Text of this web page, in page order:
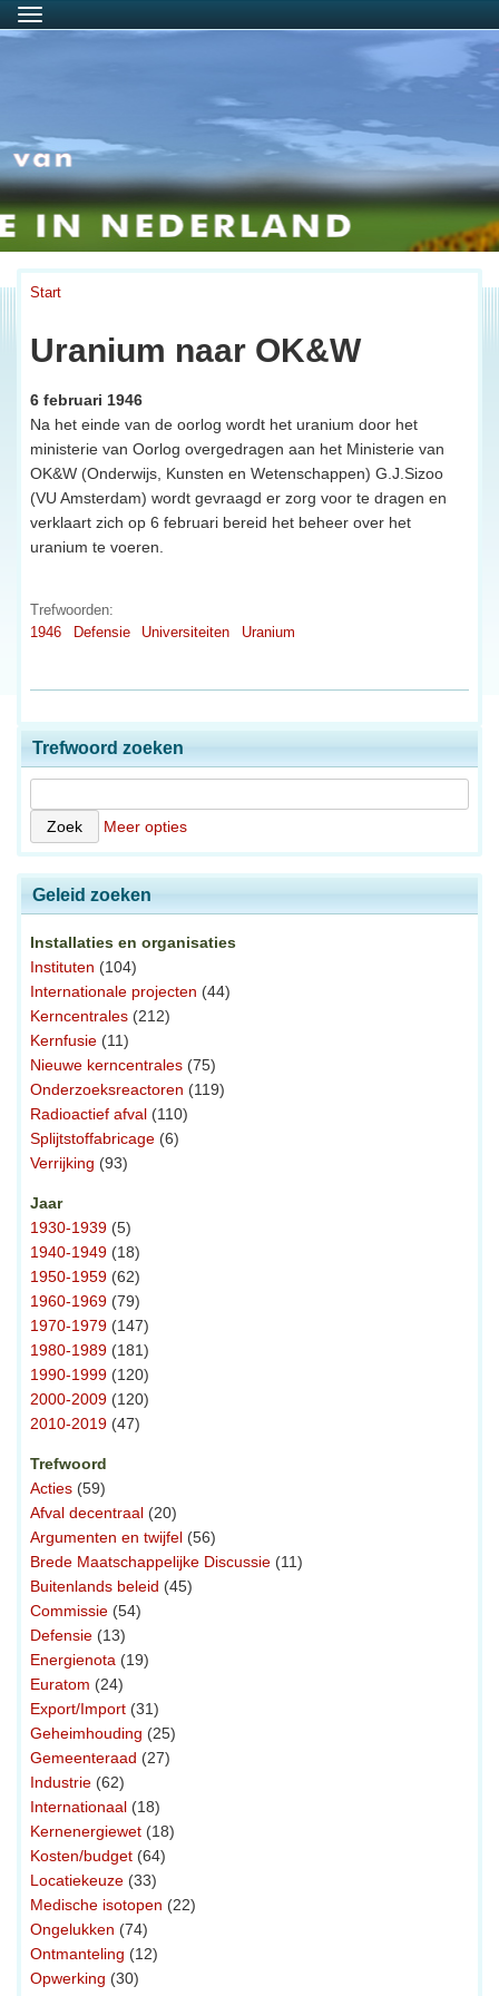
Menu
Start
Uranium naar OK&W
6 februari 1946
Na het einde van de oorlog wordt het uranium door het
ministerie van Oorlog overgedragen aan het Ministerie van
OK&W (Onderwijs, Kunsten en Wetenschappen) G.J.Sizoo
(VU Amsterdam) wordt gevraagd er zorg voor te dragen en
verklaart zich op 6 februari bereid het beheer over het
uranium te voeren.
Trefwoorden:
1946
Defensie Universiteiten Uranium
Trefwoord zoeken
Meer opties
Geleid zoeken
Installaties en organisaties
Instituten (104)
Internationale projecten (44)
Kerncentrales (212)
Kernfusie (11)
Nieuwe kerncentrales (75)
Onderzoeksreactoren (119)
Radioactief afval (110)
Splijtstoffabricage (6)
Verrijking (93)
Jaar
1930-1939 (5)
1940-1949 (18)
1950-1959 (62)
1960-1969 (79)
1970-1979 (147)
1980-1989 (181)
1990-1999 (120)
2000-2009 (120)
2010-2019 (47)
Trefwoord
Acties (59)
Afval decentraal (20)
Argumenten en twijfel (56)
Brede Maatschappelijke Discussie (11)
Buitenlands beleid (45)
Commissie (54)
Defensie (13)
Energienota (19)
Euratom (24)
Export/Import (31)
Geheimhouding (25)
Gemeenteraad (27)
Industrie (62)
Internationaal (18)
Kernenergiewet (18)
Kosten/budget (64)
Locatiekeuze (33)
Medische isotopen (22)
Ongelukken (74)
Ontmanteling (12)
Opwerking (30)